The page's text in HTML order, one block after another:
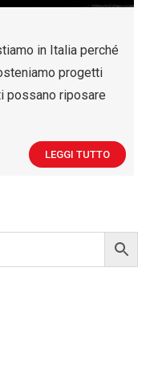
in Italia perché
progetti
possano riposare
LEGGI TUTTO